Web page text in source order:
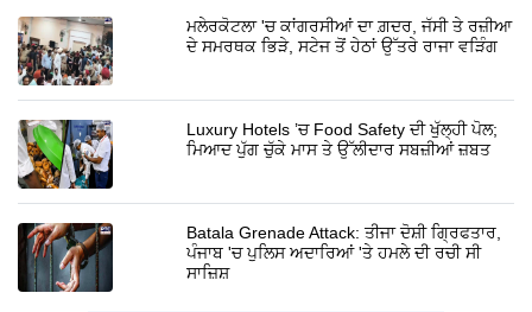
ਮਲੇਰਕੋਟਲਾ 'ਚ ਕਾਂਗਰਸੀਆਂ ਦਾ ਗ਼ਦਰ, ਜੱਸੀ ਤੇ ਰਜ਼ੀਆ
ਦੇ ਸਮਰਥਕ ਭਿੜੇ, ਸਟੇਜ ਤੋਂ ਹੇਠਾਂ ਉੱਤਰੇ ਰਾਜਾ ਵੜਿੰਗ
Luxury Hotels ’ਚ Food Safety ਦੀ ਖੁੱਲ੍ਹੀ ਪੋਲ;
ਮਿਆਦ ਪੁੱਗ ਚੁੱਕੇ ਮਾਸ ਤੇ ਉੱਲੀਦਾਰ ਸਬਜ਼ੀਆਂ ਜ਼ਬਤ
Batala Grenade Attack: ਤੀਜਾ ਦੋਸ਼ੀ ਗ੍ਰਿਫਤਾਰ,
ਪੰਜਾਬ 'ਚ ਪੁਲਿਸ ਅਦਾਰਿਆਂ 'ਤੇ ਹਮਲੇ ਦੀ ਰਚੀ ਸੀ
ਸਾਜ਼ਿਸ਼